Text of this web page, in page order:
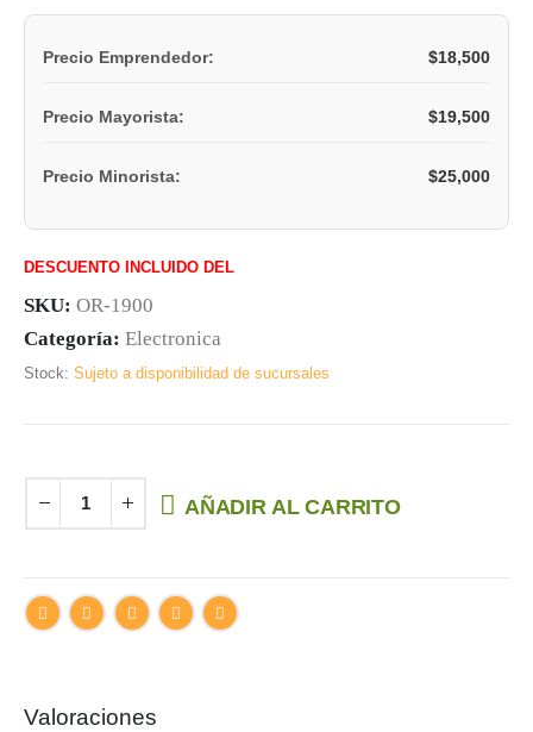
Precio Emprendedor: $18,500
Precio Mayorista: $19,500
Precio Minorista: $25,000
DESCUENTO INCLUIDO DEL
SKU: OR-1900
Categoría: Electronica
Stock: Sujeto a disponibilidad de sucursales
AÑADIR AL CARRITO
Valoraciones